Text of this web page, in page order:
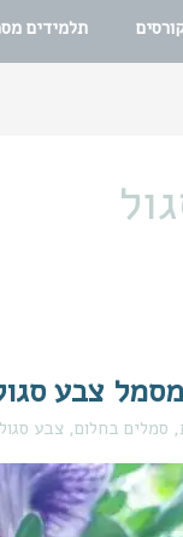
תלמידים
צבע
, סמלים בחלום,צבע סגול